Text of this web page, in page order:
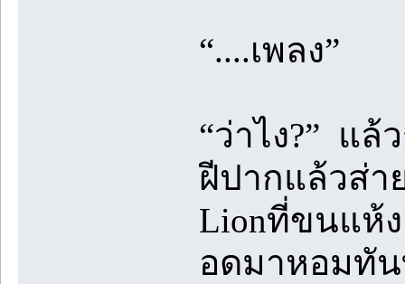
“....เพลง”
“ว่าไง?” แ
ฝีปากแล้วส่า
Lionที่ขนแห้
อดมาหอมทั